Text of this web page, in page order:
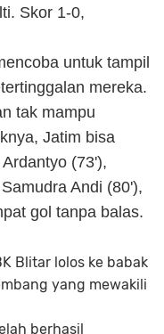
Skor 1-0,
untuk tampil
mereka.
tak mampu
Jatim bisa
(73'),
Andi (80'),
gol tanpa balas.
Blitar lolos ke babak
yang mewakili
berhasil